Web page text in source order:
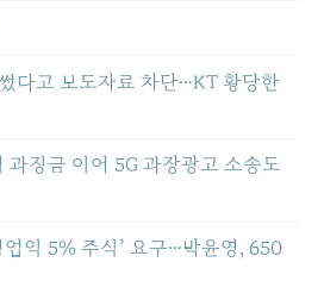
다고 보도자료 차단…KT 황당한
징금 이어 5G 과장광고 소송도
업익 5% 주식’ 요구…박윤영, 650